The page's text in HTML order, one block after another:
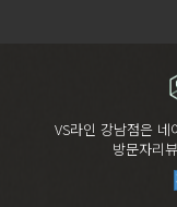
VS라인 강남점은
방문자리